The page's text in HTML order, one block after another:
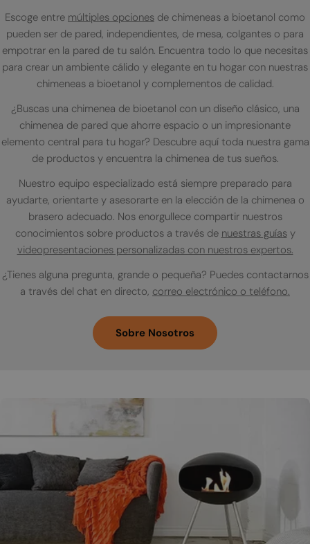
Escoge entre múltiples opciones de chimeneas a bioetanol como
pueden ser de pared, independientes, de mesa, colgantes o para
empotrar en la pared de tu salón. Encuentra todo lo que necesitas
para crear un ambiente cálido y elegante en tu hogar con nuestras
chimeneas a bioetanol y complementos de calidad.
¿Buscas una chimenea de bioetanol con un diseño clásico, una
chimenea de pared que ahorre espacio o un impresionante
elemento central para tu hogar? Descubre aquí toda nuestra gama
de productos y encuentra la chimenea de tus sueños.
Nuestro equipo especializado está siempre preparado para
ayudarte, orientarte y asesorarte en la elección de la chimenea o
brasero adecuado. Nos enorgullece compartir nuestros
conocimientos sobre productos a través de nuestras guíasy
videopresentaciones personalizadas con nuestros expertos.
¿Tienes alguna pregunta, grande o pequeña? Puedes contactarnos
a través del chat en directo, correo electrónico o teléfono.
Sobre Nosotros